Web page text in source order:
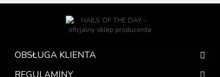
OBSŁUGA KLIENTA
REGULAMINY